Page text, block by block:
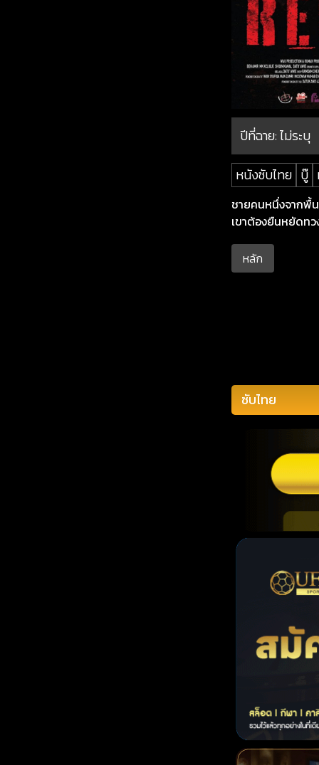
ปีที่ฉาย:ไม่ระบุ
หนังซับไทย บู๊
ชายคนหนึ่งจากพื้
เขาต้องยืนหยัดท
หลัก